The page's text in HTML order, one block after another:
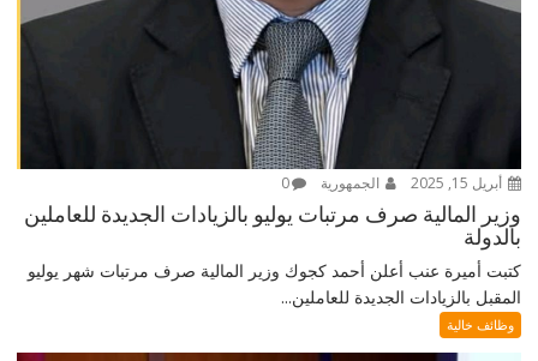
أبريل 15, 2025 الجمهورية 0
وزير المالية صرف مرتبات يوليو بالزيادات الجديدة للعاملين
بالدولة
كتبت أميرة عنب أعلن أحمد كجوك وزير المالية صرف مرتبات شهر يوليو
المقبل بالزيادات الجديدة للعاملين...
وظائف خالية